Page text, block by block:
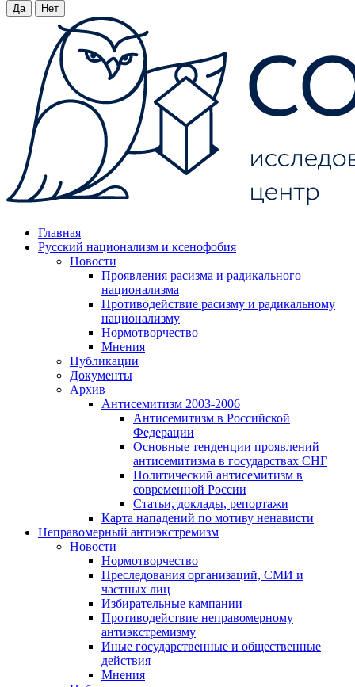
Да Нет
Главная
Русский национализм и ксенофобия
Новости
Проявления расизма и радикального
национализма
Противодействие расизму и радикальному
национализму
Нормотворчество
Мнения
Публикации
Документы
Архив
Антисемитизм 2003-2006
Антисемитизм в Российской
Федерации
Основные тенденции проявлений
антисемитизма в государствах СНГ
Политический антисемитизм в
современной России
Статьи, доклады, репортажи
Карта нападений по мотиву ненависти
Неправомерный антиэкстремизм
Новости
Нормотворчество
Преследования организаций, СМИ и
частных лиц
Избирательные кампании
Противодействие неправомерному
антиэкстремизму
Иные государственные и общественные
действия
Мнения